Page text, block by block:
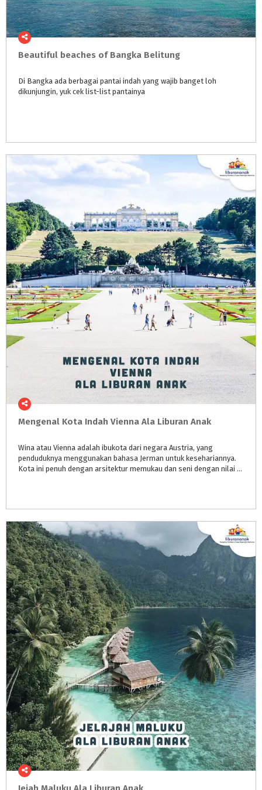
Beautiful beaches of Bangka Belitung
Di Bangka ada berbagai pantai indah yang wajib banget loh
dikunjungin, yuk cek list-list pantainya
Mengenal Kota Indah Vienna Ala Liburan Anak
Wina atau Vienna adalah ibukota dari negara Austria, yang
penduduknya menggunakan bahasa Jerman untuk kesehariannya.
Kota ini penuh dengan arsitektur memukau dan seni dengan nilai historis yang tinggi